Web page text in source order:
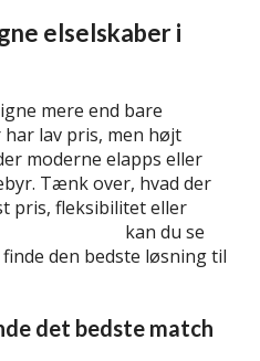
elselskaber i
mere end bare
lav pris, men højt
moderne elapps eller
Tænk over, hvad der
pris, fleksibilitet eller
kan du se
den bedste løsning til
det bedste match